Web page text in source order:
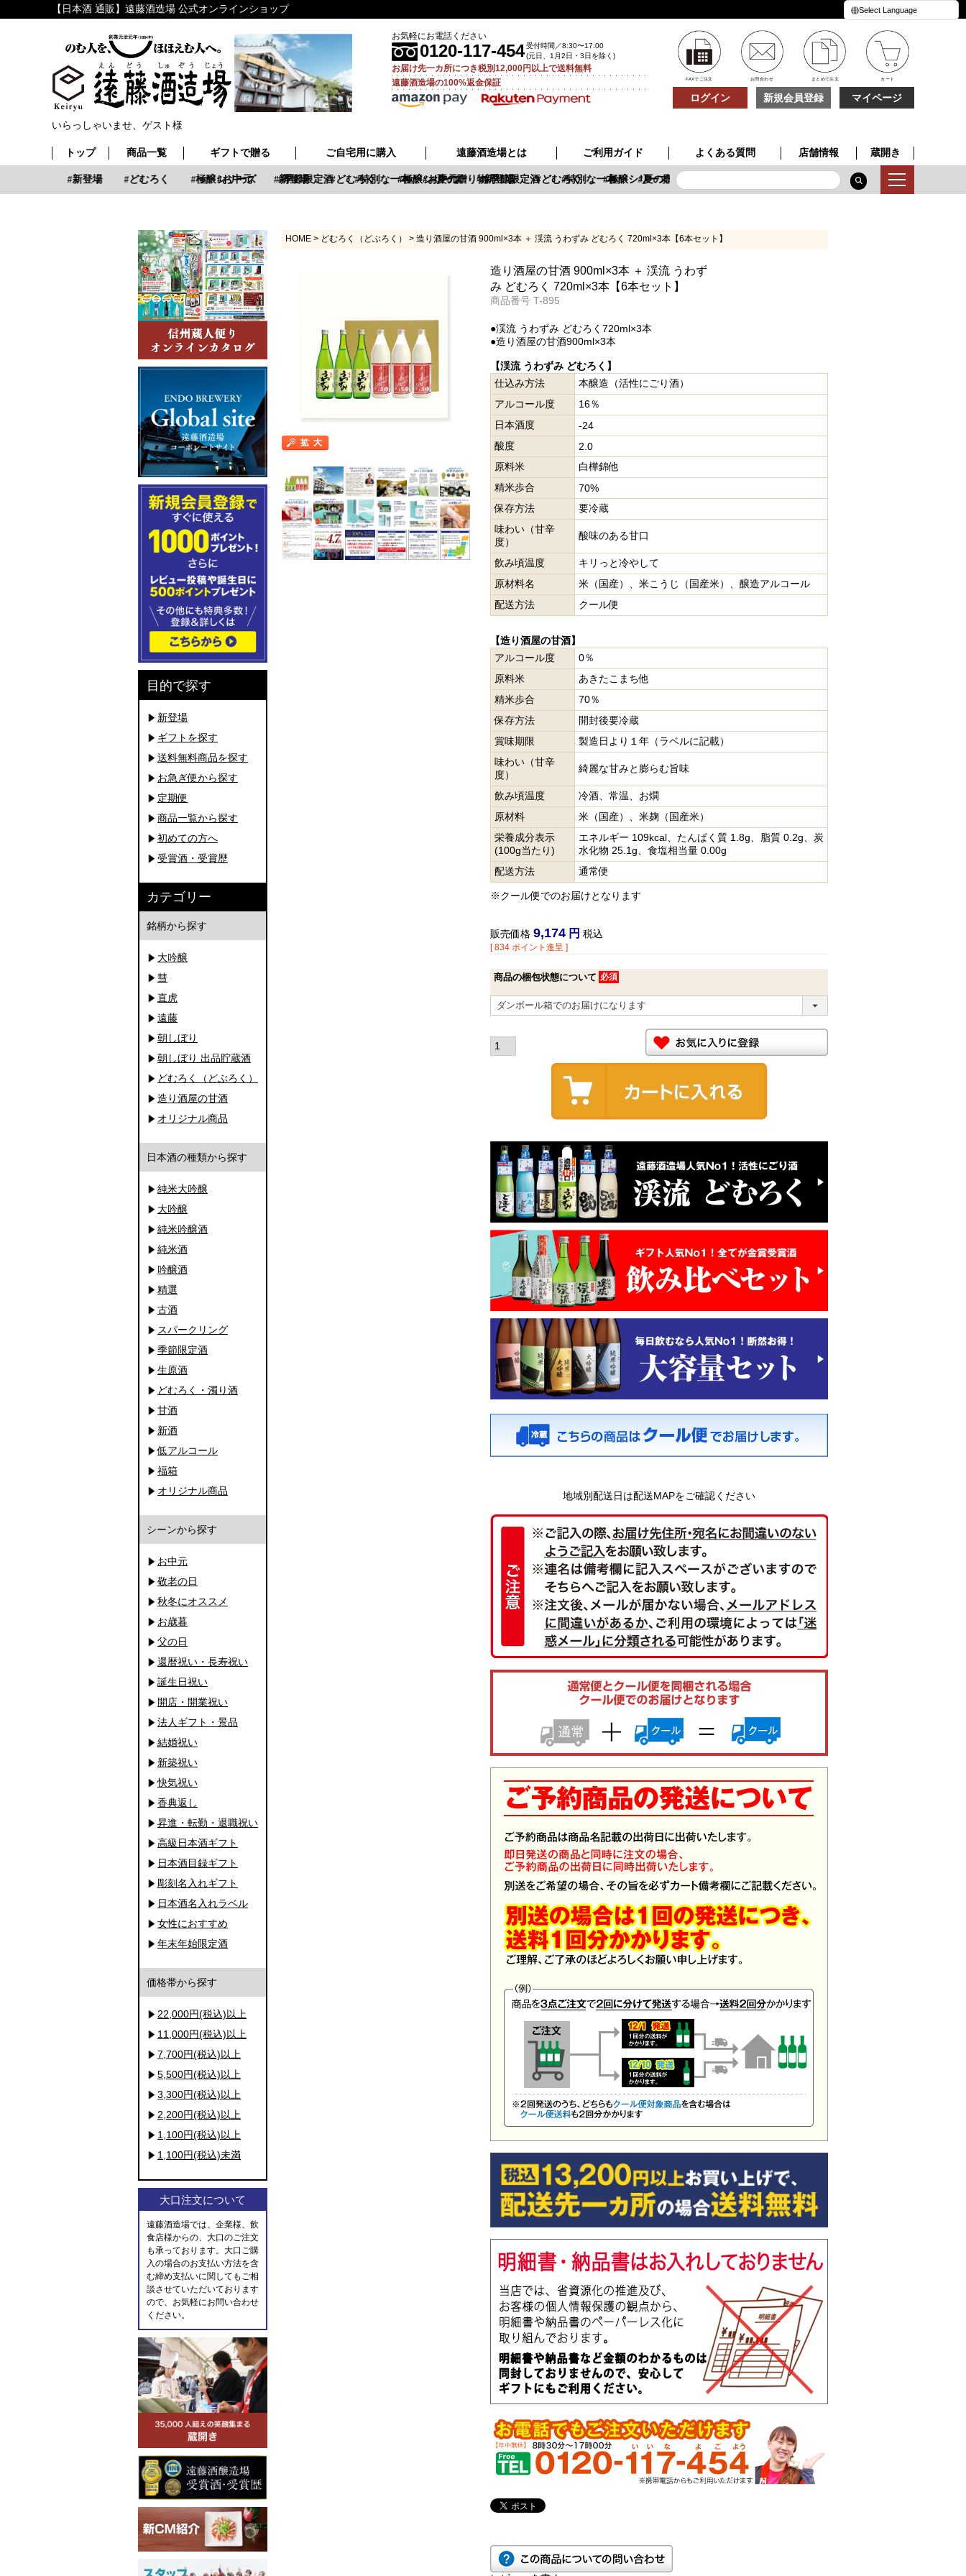
【日本酒 通販】遠藤酒造場 公式オンラインショップ
お気軽にお電話ください
0120-117-454受付時間／8:30〜17:00
(元日、1月2日・3日を除く)
お届け先一カ所につき税別12,000円以上で送料無料
遠藤酒造場の100%返金保証
FAXでご注文 お問合わせ まとめて注文 カート
ログイン 新規会員登録 マイページ
いらっしゃいませ、ゲスト様
トップ 商品一覧 ギフトで贈る ご自宅用に購入 遠藤酒造場とは ご利用ガイド よくある質問 店舗情報 蔵開き
新登場 どむろく 極醸シリーズ 季節限定酒 特別な一本 夏の贈り物
お中元 新登場 どむろく 極醸シリーズ 季節限定酒 特別な一本 夏の贈り物
お中元 新登場 どむろく 極醸シリーズ 夏の贈り物
目的で探す
新登場
ギフトを探す
送料無料商品を探す
お急ぎ便から探す
定期便
商品一覧から探す
初めての方へ
受賞酒・受賞歴
カテゴリー
銘柄から探す
大吟醸
彗
直虎
遠藤
朝しぼり
朝しぼり 出品貯蔵酒
どむろく（どぶろく）
造り酒屋の甘酒
オリジナル商品
日本酒の種類から探す
純米大吟醸
大吟醸
純米吟醸酒
純米酒
吟醸酒
精選
古酒
スパークリング
季節限定酒
生原酒
どむろく・濁り酒
甘酒
新酒
低アルコール
福箱
オリジナル商品
シーンから探す
お中元
敬老の日
秋冬にオススメ
お歳暮
父の日
還暦祝い・長寿祝い
誕生日祝い
開店・開業祝い
法人ギフト・景品
結婚祝い
新築祝い
快気祝い
香典返し
昇進・転勤・退職祝い
高級日本酒ギフト
日本酒目録ギフト
彫刻名入れギフト
日本酒名入れラベル
女性におすすめ
年末年始限定酒
価格帯から探す
22,000円(税込)以上
11,000円(税込)以上
7,700円(税込)以上
5,500円(税込)以上
3,300円(税込)以上
2,200円(税込)以上
1,100円(税込)以上
1,100円(税込)未満
大口注文について
遠藤酒造場では、企業様、飲
食店様からの、大口のご注文
も承っております。大口ご購
入の場合のお支払い方法を含
む締め支払いに関してもご相
談させていただいております
ので、お気軽にお問い合わせ
ください。
HOME どむろく（どぶろく） 造り酒屋の甘酒 900ml×3本 ＋ 渓流 うわずみ どむろく 720ml×3本【6本セット】
造り酒屋の甘酒 900ml×3本 ＋ 渓流 うわず
み どむろく 720ml×3本【6本セット】
商品番号 T-895
●渓流 うわずみ どむろく720ml×3本
●造り酒屋の甘酒900ml×3本
【渓流 うわずみ どむろく】
仕込み方法
本醸造（活性にごり酒）
アルコール度
16％
日本酒度
-24
酸度
2.0
原料米
白樺錦他
精米歩合
70%
保存方法
要冷蔵
味わい（甘辛
度）
酸味のある甘口
飲み頃温度
キリっと冷やして
原材料名
米（国産）、米こうじ（国産米）、醸造アルコール
配送方法
クール便
【造り酒屋の甘酒】
アルコール度
0％
原料米
あきたこまち他
精米歩合
70％
保存方法
開封後要冷蔵
賞味期限
製造日より１年（ラベルに記載）
味わい（甘辛
度）
綺麗な甘みと膨らむ旨味
飲み頃温度
冷酒、常温、お燗
原材料
米（国産）、米麹（国産米）
栄養成分表示
(100g当たり)
エネルギー 109kcal、たんぱく質 1.8g、脂質 0.2g、炭
水化物 25.1g、食塩相当量 0.00g
配送方法
通常便
※クール便でのお届けとなります
販売価格 9,174 税込
[ 834 ポイント進呈 ]
商品の梱包状態について
地域別配送日は配送MAPをご確認ください